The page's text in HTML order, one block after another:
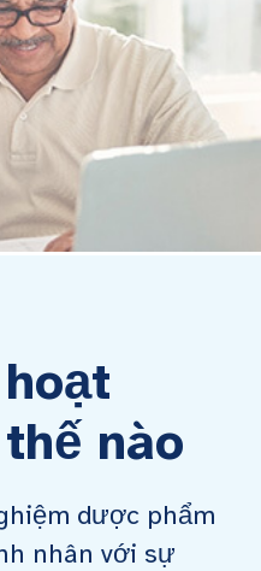
nào
dược phẩm
nhân với sự